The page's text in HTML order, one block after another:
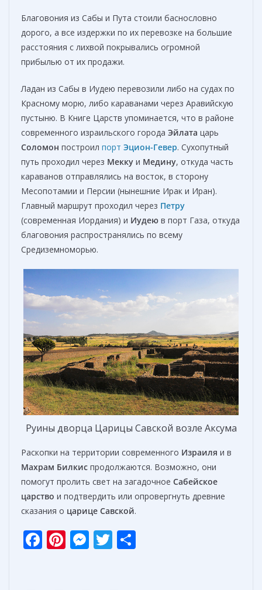
Благовония из Сабы и Пута стоили баснословно
дорого, а все издержки по их перевозке на большие
расстояния с лихвой покрывались огромной
прибылью от их продажи.
Ладан из Сабы в Иудею перевозили либо на судах по
Красному морю, либо караванами через Аравийскую
пустыню. В Книге Царств упоминается, что в районе
современного израильского города Эйлата царь
Соломон построил порт Эцион-Гевер. Сухопутный
путь проходил через Мекку и Медину, откуда часть
караванов отправлялись на восток, в сторону
Месопотамии и Персии (нынешние Ирак и Иран).
Главный маршрут проходил через Петру
(современная Иордания) и Иудею в порт Газа, откуда
благовония распространялись по всему
Средиземноморью.
Руины дворца Царицы Савской возле Аксума
Раскопки на территории современного Израиля и в
Махрам Билкис продолжаются. Возможно, они
помогут пролить свет на загадочное Сабейское
царство и подтвердить или опровергнуть древние
сказания о царице Савской.
F Pi M T